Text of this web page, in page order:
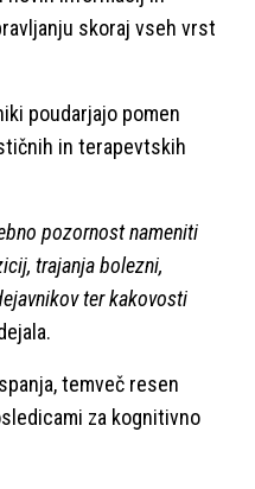
skoraj vseh vrst
poudarjajo pomen
in terapevtskih
pozornost nameniti
trajanja bolezni,
ter kakovosti
temveč resen
za kognitivno